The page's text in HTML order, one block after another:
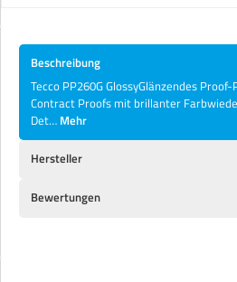
Beschreibung
Tecco PP260G GlossyGlänzendes
Contract Proofs mit brillanter
Det… Mehr
Hersteller
Bewertungen